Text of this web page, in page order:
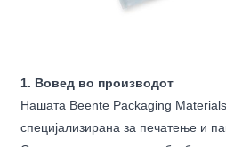
1. Вовед во производот
Нашата Beente Packaging
специјализирана за печатење и